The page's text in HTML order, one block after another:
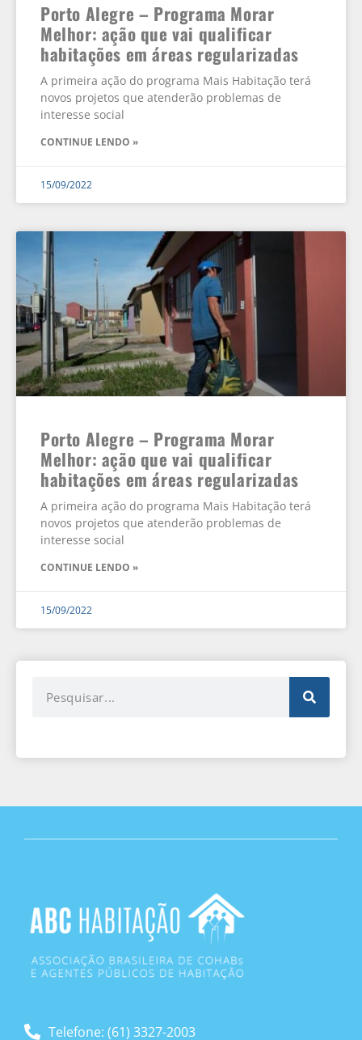
Porto Alegre – Programa Morar
Melhor: ação que vai qualificar
habitações em áreas regularizadas
A primeira ação do programa Mais Habitação terá
novos projetos que atenderão problemas de
interesse social
CONTINUE LENDO »
15/09/2022
Porto Alegre – Programa Morar
Melhor: ação que vai qualificar
habitações em áreas regularizadas
A primeira ação do programa Mais Habitação terá
novos projetos que atenderão problemas de
interesse social
CONTINUE LENDO »
15/09/2022
Telefone: (61) 3327-2003